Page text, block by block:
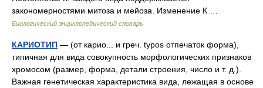
закономерностями митоза и мейоза. Изменение К …
Биологический энциклопедический словарь
КАРИОТИП — (от карио... и греч. typos отпечаток форма),
типичная для вида совокупность морфологических признаков
хромосом (размер, форма, детали строения, число и т. д.).
Важная генетическая характеристика вида, лежащая в основе